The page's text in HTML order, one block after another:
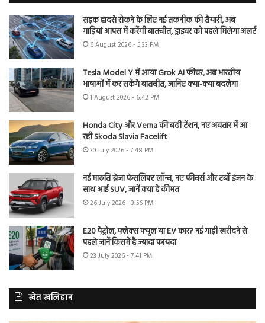
सड़क हादसे रोकने के लिए नई तकनीक की तैयारी, अब
गाड़ियां आपस में करेंगी बातचीत, ड्राइवर को पहले मिलेगा अलर्ट
6 August 2026 - 5:33 PM
Tesla Model Y में आया Grok AI फीचर, अब भारतीय
भाषाओं में कर सकेंगे बातचीत, जानिए क्या-क्या बदलेगा
1 August 2026 - 6:42 PM
Honda City और Verna की बढ़ी टेंशन, नए अवतार में आ
रही Skoda Slavia Facelift
30 July 2026 - 7:48 PM
नई मारुति ब्रेजा फेसलिफ्ट लॉन्च, नए फीचर्स और टर्बो इंजन के
साथ आई SUV, जानें क्या है कीमत
26 July 2026 - 3:56 PM
E20 पेट्रोल, फ्लेक्स फ्यूल या EV कार? नई गाड़ी खरीदने से
पहले जानें किसमें है ज्यादा फायदा
23 July 2026 - 7:41 PM
खेत खलिहान